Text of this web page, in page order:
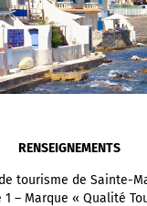
RENSEIGNEMENTS
tourisme de Sainte-
1 – Marque « Qualité